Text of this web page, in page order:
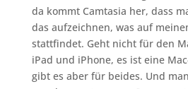
da kommt Camtasia her, dass
das aufzeichnen, was auf
stattfindet. Geht nicht für den
iPad und iPhone, es ist eine
gibt es aber für beides. Und